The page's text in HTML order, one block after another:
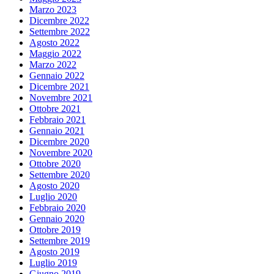
Marzo 2023
Dicembre 2022
Settembre 2022
Agosto 2022
Maggio 2022
Marzo 2022
Gennaio 2022
Dicembre 2021
Novembre 2021
Ottobre 2021
Febbraio 2021
Gennaio 2021
Dicembre 2020
Novembre 2020
Ottobre 2020
Settembre 2020
Agosto 2020
Luglio 2020
Febbraio 2020
Gennaio 2020
Ottobre 2019
Settembre 2019
Agosto 2019
Luglio 2019